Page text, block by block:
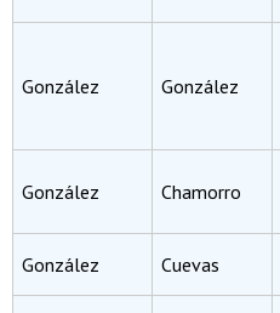
González González
González Chamorro
González Cuevas